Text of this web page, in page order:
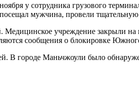
у сотрудника грузового
мужчина, провели
Медицинское учреждение закрыли на
сообщения о блокировке
В городе Маньчжоули было